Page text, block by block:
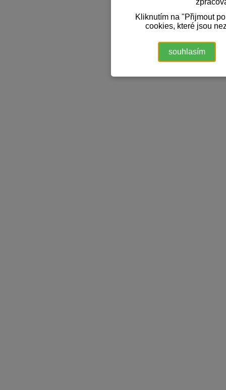
Kliknutím na "Přijmout
cookies, které jsou
souhlasím